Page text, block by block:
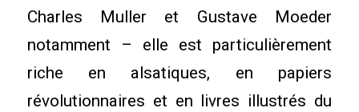
Charles Muller et Gustave Moeder
notamment – elle est particulièrement
riche en alsatiques, en papiers
révolutionnaires et en livres illustrés du